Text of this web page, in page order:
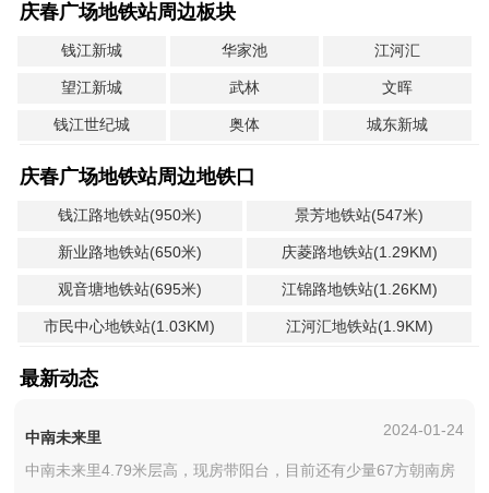
庆春广场地铁站周边板块
钱江新城 华家池 江河汇
望江新城 武林 文晖
钱江世纪城 奥体 城东新城
庆春广场地铁站周边地铁口
钱江路地铁站(950米) 景芳地铁站(547米)
新业路地铁站(650米) 庆菱路地铁站(1.29KM)
观音塘地铁站(695米) 江锦路地铁站(1.26KM)
市民中心地铁站(1.03KM) 江河汇地铁站(1.9KM)
最新动态
中南未来里 2024-01-24
中南未来里4.79米层高，现房带阳台，目前还有少量67方朝南房